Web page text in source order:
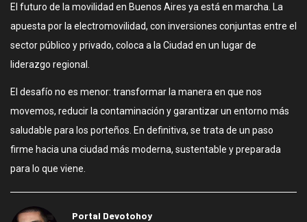
El futuro de la movilidad en Buenos Aires ya está en marcha. La
apuesta por la electromovilidad, con inversiones conjuntas entre el
sector público y privado, coloca a la Ciudad en un lugar de
liderazgo regional.
El desafío no es menor: transformar la manera en que nos
movemos, reducir la contaminación y garantizar un entorno más
saludable para los porteños. En definitiva, se trata de un paso
firme hacia una ciudad más moderna, sustentable y preparada
para lo que viene.
Portal Devotohoy